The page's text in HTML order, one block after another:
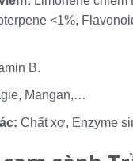
<1%,
B.
Mangan,…
Chất xơ, Enzyme